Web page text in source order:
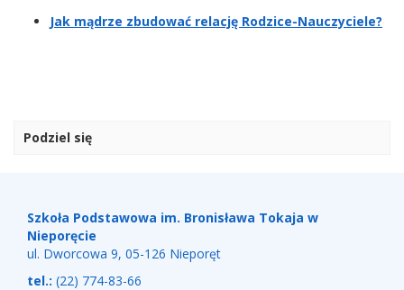
Jak mądrze zbudować relację Rodzice-Nauczyciele?
Podziel się
Szkoła Podstawowa im. Bronisława Tokaja w
Nieporęcie
ul. Dworcowa 9, 05-126 Nieporęt
tel.: (22) 774-83-66